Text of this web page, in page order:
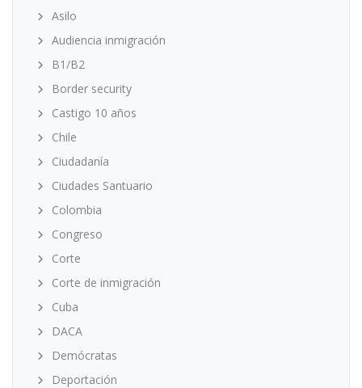
Asilo
Audiencia inmigración
B1/B2
Border security
Castigo 10 años
Chile
Ciudadanía
Ciudades Santuario
Colombia
Congreso
Corte
Corte de inmigración
Cuba
DACA
Demócratas
Deportación